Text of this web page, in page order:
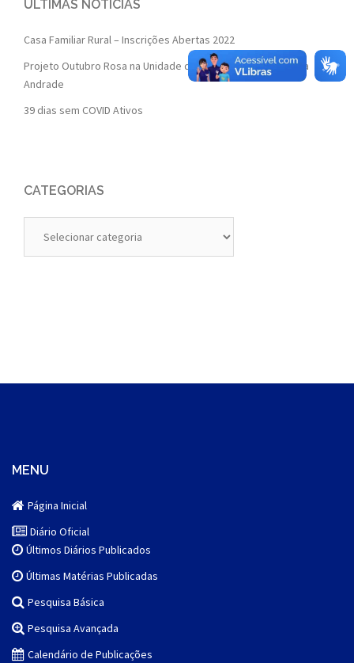
ÚLTIMAS NOTÍCIAS
Casa Familiar Rural – Inscrições Abertas 2022
Projeto Outubro Rosa na Unidade de Saúde da Família Isaura
Andrade
39 dias sem COVID Ativos
CATEGORIAS
MENU
Página Inicial
Diário Oficial
Últimos Diários Publicados
Últimas Matérias Publicadas
Pesquisa Básica
Pesquisa Avançada
Calendário de Publicações